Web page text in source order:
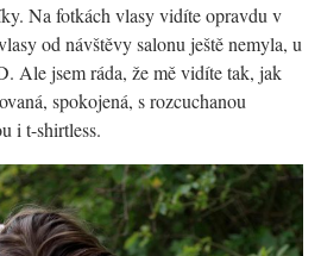
Na fotkách vlasy vidíte opravdu v
od návštěvy salonu ještě nemyla, u
Ale jsem ráda, že mě vidíte tak, jak
spokojená, s rozcuchanou
i t-shirtless.